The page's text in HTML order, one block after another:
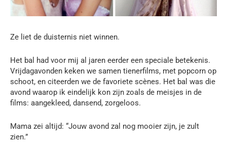
Ze liet de duisternis niet winnen.
Het bal had voor mij al jaren eerder een speciale betekenis.
Vrijdagavonden keken we samen tienerfilms, met popcorn op
schoot, en citeerden we de favoriete scènes. Het bal was die
avond waarop ik eindelijk kon zijn zoals de meisjes in de
films: aangekleed, dansend, zorgeloos.
Mama zei altijd: “Jouw avond zal nog mooier zijn, je zult
zien.”